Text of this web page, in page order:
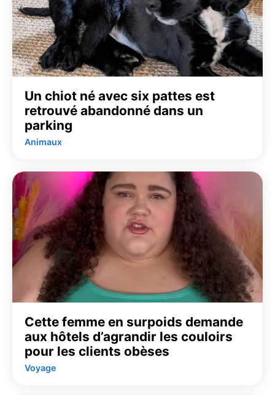
Un chiot né avec six pattes est
retrouvé abandonné dans un
parking
Animaux
Cette femme en surpoids demande
aux hôtels d’agrandir les couloirs
pour les clients obèses
Voyage